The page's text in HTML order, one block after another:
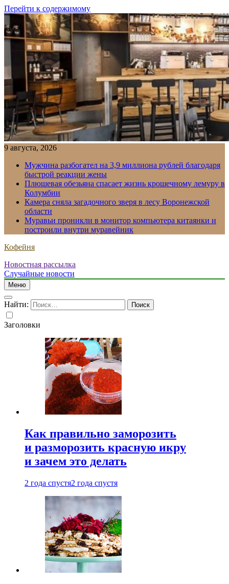
Перейти к содержимому
9 августа, 2026
Мужчина разбогател на 3,9 миллиона рублей благодаря
быстрой реакции жены
Плюшевая обезьяна спасает жизнь крошечному лемуру в
Колумбии
Камера сняла загадочного зверя в лесу Воронежской
области
Муравьи проникли в монитор компьютера китаянки и
построили внутри муравейник
Кофейня
Новостная рассылка
Случайные новости
Меню
Найти:
Заголовки
Как правильно заморозить
и разморозить красную икру
и зачем это делать
2 года спустя2 года спустя